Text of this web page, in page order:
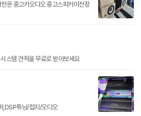
문 중고카오디오 중고스피커이전장
스템 견적을 무료로 받아보세요
,DSP튜닝/접지/오디오